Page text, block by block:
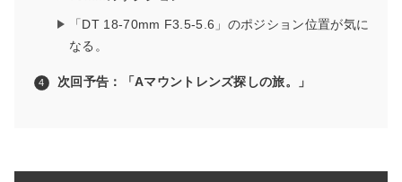
「DT 18-70mm F3.5-5.6」のポジション位置が気に
なる。
次回予告：「Aマウントレンズ探しの旅。」